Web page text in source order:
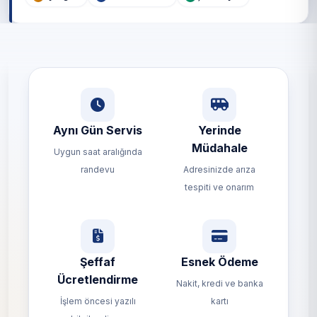
Aynı Gün Servis
Uygun saat aralığında
randevu
Yerinde
Müdahale
Adresinizde arıza
tespiti ve onarım
Şeffaf
Ücretlendirme
İşlem öncesi yazılı
Esnek Ödeme
Nakit, kredi ve banka
kartı